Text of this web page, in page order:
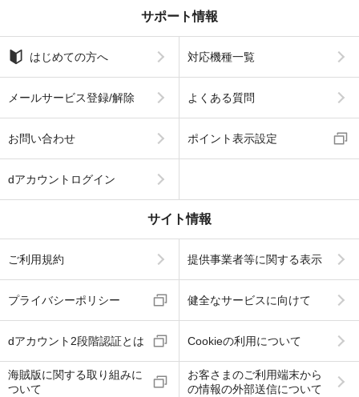
サポート情報
はじめての方へ 対応機種一覧
メールサービス登録/解除 よくある質問
お問い合わせ ポイント表示設定
dアカウントログイン
サイト情報
ご利用規約 提供事業者等に関する表示
プライバシーポリシー 健全なサービスに向けて
dアカウント2段階認証とは Cookieの利用について
海賊版に関する取り組みに
ついて
お客さまのご利用端末から
の情報の外部送信について